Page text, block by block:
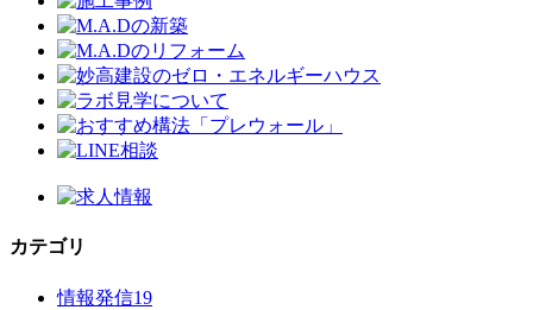
カテゴリ
情報発信19